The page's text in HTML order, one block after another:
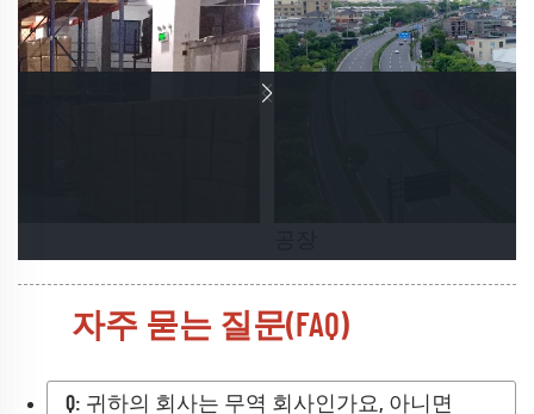
자주 묻는 질문(FAQ)
Q: 귀하의 회사는 무역 회사인가요, 아니면